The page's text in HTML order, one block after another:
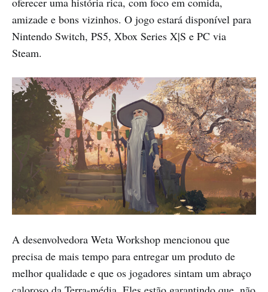
amizade e bons vizinhos. O jogo estará disponível para
Nintendo Switch, PS5, Xbox Series X|S e PC via
Steam.
A desenvolvedora Weta Workshop mencionou que
precisa de mais tempo para entregar um produto de
melhor qualidade e que os jogadores sintam um abraço